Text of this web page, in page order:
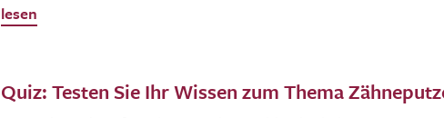
lesen
Quiz: Testen Sie Ihr Wissen zum Thema